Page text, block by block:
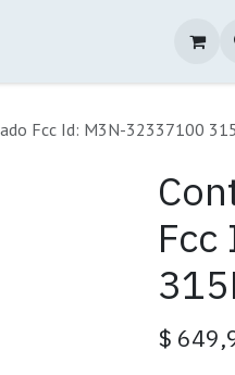
Sucursales
Fcc Id: M3N-32337100
$